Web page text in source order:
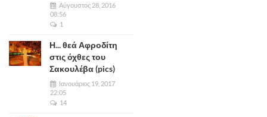
Αύγουστος 28, 2016
08:56
1
Η... θεά Αφροδίτη
στις όχθες του
Σακουλέβα (pics)
Ιανουάριος 19, 2017
22:05
14